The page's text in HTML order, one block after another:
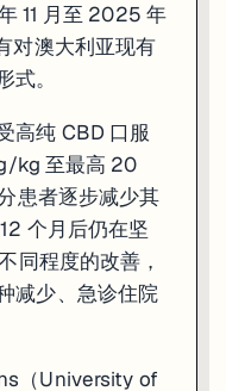
11 月至 2025 年
对澳大利亚现有
。
高纯 CBD 口服
kg 至最高 20
患者逐步减少其
个月后仍在坚
同程度的改善，
减少、急诊住院
（University of